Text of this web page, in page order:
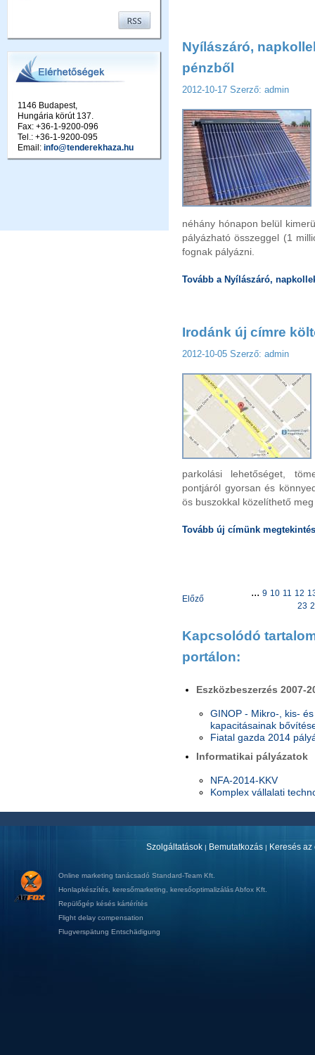
1146 Budapest,
Hungária körút 137.
Fax: +36-1-9200-096
Tel.: +36-1-9200-095
Email: info@tenderekhaza.hu
Nyílászáró,
pénzből
2012-10-17 Szerző: admin
néhány hónapon belül
pályázható összeggel (1
fognak pályázni.
Tovább a Nyílászáró,
Irodánk új címre
2012-10-05 Szerző: admin
parkolási lehetőséget,
pontjáról gyorsan és
ös buszokkal közelíthető
Tovább új címünk
Előző
... 9 10 11 12
23
Kapcsolódó
portálon:
Eszközbeszerzés 2007-
GINOP - Mikro-, kis-
kapacitásainak
Fiatal gazda 2014
Informatikai pályázatok
NFA-2014-KKV
Komplex vállalati
Szolgáltatások | Bemutatkozás | Keresés
Online marketing tanácsadó Standard-Team Kft.
Honlapkészítés keresőmarketing keresőoptimalizálásAbfox Kft.
Repülőgép késés kártérítés
Flight delay compensation
Flugverspätung Entschädigung